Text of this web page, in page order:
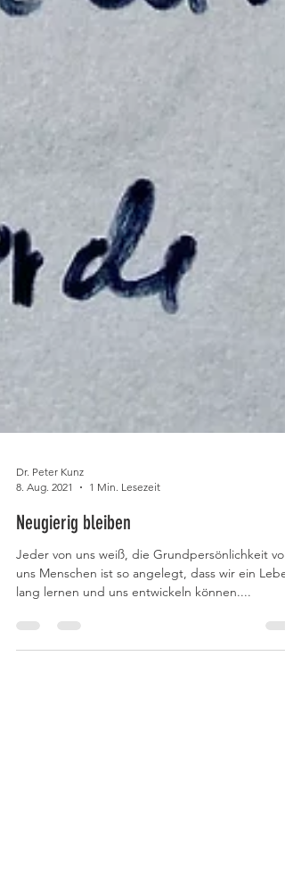
8. Aug. 2021
1 Min. Lesezeit
Neugierig bleiben
Jeder von uns weiß, die Grundpersönlichkeit von
lang lernen und uns entwickeln können....